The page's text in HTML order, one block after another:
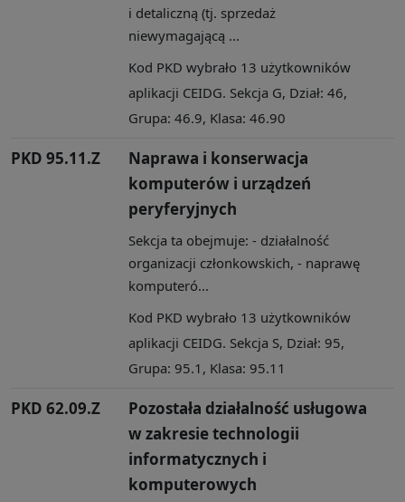
i detaliczną (tj. sprzedaż
niewymagającą ...
Kod PKD wybrało 13 użytkowników
aplikacji CEIDG. Sekcja G, Dział: 46,
Grupa: 46.9, Klasa: 46.90
PKD 95.11.Z
Naprawa i konserwacja
komputerów i urządzeń
peryferyjnych
Sekcja ta obejmuje: - działalność
organizacji członkowskich, - naprawę
komputeró...
Kod PKD wybrało 13 użytkowników
aplikacji CEIDG. Sekcja S, Dział: 95,
Grupa: 95.1, Klasa: 95.11
PKD 62.09.Z
Pozostała działalność usługowa
w zakresie technologii
informatycznych i
komputerowych